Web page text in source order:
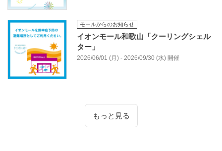
モールからのお知らせ
イオンモール和歌山「クーリングシェル
ター」
2026/06/01 (月) - 2026/09/30 (水) 開催
もっと見る